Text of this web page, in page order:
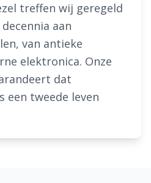
treffen wij geregeld
aan
van antieke
elektronica. Onze
dat
een tweede leven